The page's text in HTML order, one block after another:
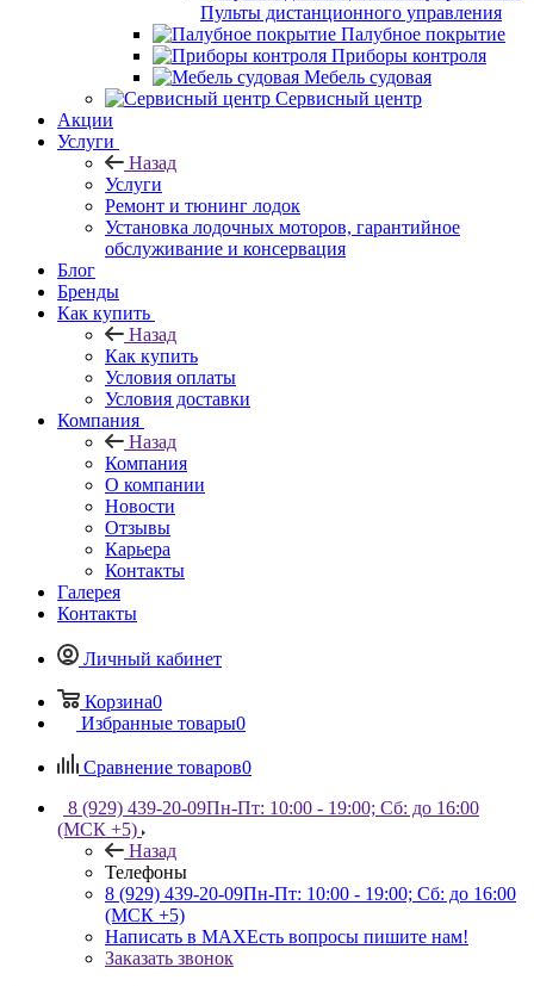
Пульты дистанционного управления
Палубное покрытие
Приборы контроля
Мебель судовая
Сервисный центр
Акции
Услуги
Назад
Услуги
Ремонт и тюнинг лодок
Установка лодочных моторов, гарантийное
обслуживание и консервация
Блог
Бренды
Как купить
Назад
Как купить
Условия оплаты
Условия доставки
Компания
Назад
Компания
О компании
Новости
Отзывы
Карьера
Контакты
Галерея
Контакты
Личный кабинет
Корзина0
Избранные товары0
Сравнение товаров0
8 (929) 439-20-09Пн-Пт: 10:00 - 19:00; Сб: до 16:00
(МСК +5)
Назад
Телефоны
8 (929) 439-20-09Пн-Пт: 10:00 - 19:00; Сб: до 16:00
(МСК +5)
Написать в MAXЕсть вопросы пишите нам!
Заказать звонок